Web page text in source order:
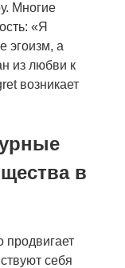
Многие
«Я
эгоизм, а
из любви к
возникает
в
продвигает
себя